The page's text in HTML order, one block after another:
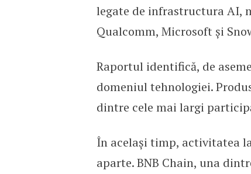
legate de infrastructura AI,
Qualcomm, Microsoft și
Raportul identifică, de
domeniul tehnologiei.
dintre cele mai largi
În același timp, activitatea
aparte. BNB Chain, una